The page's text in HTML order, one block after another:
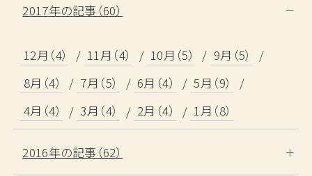
TEL.0859-31-1100
（11:00～19:00）
2017年の記事（60）
12月（4） 11月（4） 10月（5）
9月（5）
8月（4）
7月（5） 6月（4）
5月（9）
4月（4）
3月（4） 2月（4） 1月（8）
2016年の記事（62）